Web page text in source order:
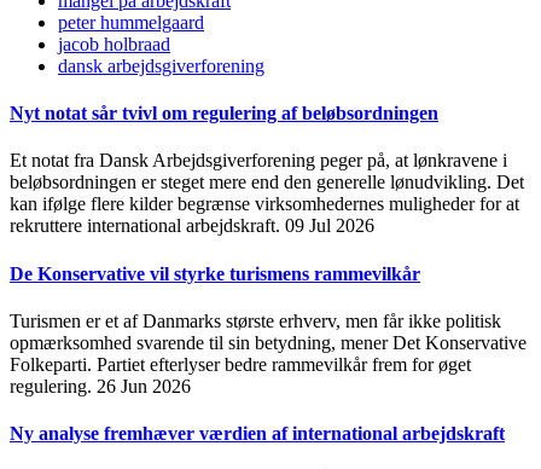
peter hummelgaard
jacob holbraad
dansk arbejdsgiverforening
Nyt notat sår tvivl om regulering af beløbsordningen
Et notat fra Dansk Arbejdsgiverforening peger på, at lønkravene i
beløbsordningen er steget mere end den generelle lønudvikling. Det
kan ifølge flere kilder begrænse virksomhedernes muligheder for at
rekruttere international arbejdskraft. 09 Jul 2026
De Konservative vil styrke turismens rammevilkår
Turismen er et af Danmarks største erhverv, men får ikke politisk
opmærksomhed svarende til sin betydning, mener Det Konservative
Folkeparti. Partiet efterlyser bedre rammevilkår frem for øget
regulering. 26 Jun 2026
Ny analyse fremhæver værdien af international arbejdskraft